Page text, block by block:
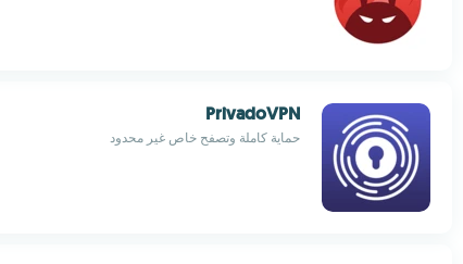
PrivadoVPN
حماية كاملة وتصفح خاص غير محدود